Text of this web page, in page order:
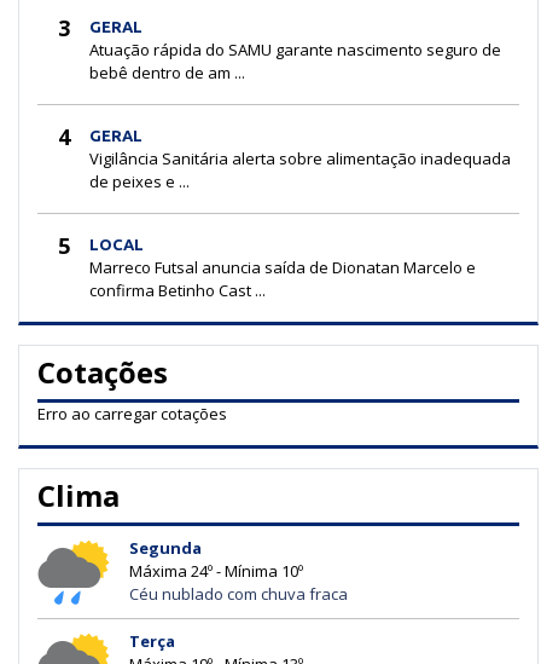
3 GERAL
Atuação rápida do SAMU garante nascimento seguro de
bebê dentro de am ...
4 GERAL
Vigilância Sanitária alerta sobre alimentação inadequada
de peixes e ...
5 LOCAL
Marreco Futsal anuncia saída de Dionatan Marcelo e
confirma Betinho Cast ...
Cotações
Erro ao carregar cotações
Clima
Segunda
Máxima 24º - Mínima 10º
Céu nublado com chuva fraca
Terça